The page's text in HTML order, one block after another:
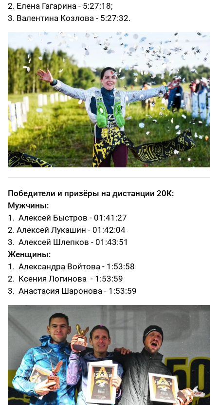
2. Елена Гагарина - 5:27:18;
3. Валентина Козлова - 5:27:32.
Победители и призёры на дистанции 20К:
Мужчины:
1. Алексей Быстров - 01:41:27
2. Алексей Лукашин - 01:42:04
3. Алексей Шлепков - 01:43:51
Женщины:
1. Александра Войтова - 1:53:58
2. Ксения Логинова - 1:53:59
3. Анастасия Шаронова - 1:53:59